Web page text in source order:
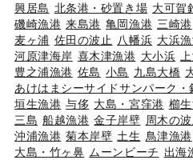
興居島 北条港・砂置き場 大可賀
磯崎漁港 来島港 亀岡漁港 三崎港
麦ヶ浦 佐田の波止 八幡浜 大浜
河原津海岸 喜木津漁港 大小浜
豊之浦漁港 佐島 小島 九島大橋
あけはまシーサイドサンパーク・
垣生漁港 与侈 大島・宮窪港 櫛
三島 船越漁港 金子岸壁 周木の波
沖浦漁港 菊本岸壁 土生 鳥津漁港
大島・竹ヶ鼻 ムーンビーチ 出海